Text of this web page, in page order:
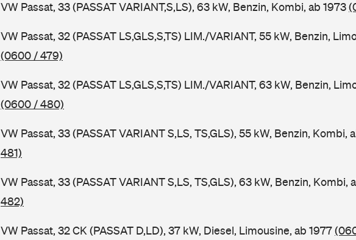
VW Passat, 33 (PASSAT VARIANT,S,LS), 63 kW, Benzin, Kombi, ab 1973
VW Passat, 32 (PASSAT LS,GLS,S,TS) LIM./VARIANT, 55 kW, Benzin,
(0600 / 479)
VW Passat, 32 (PASSAT LS,GLS,S,TS) LIM./VARIANT, 63 kW, Benzin,
(0600 / 480)
VW Passat, 33 (PASSAT VARIANT S,LS, TS,GLS), 55 kW, Benzin, Kombi,
481)
VW Passat, 33 (PASSAT VARIANT S,LS, TS,GLS), 63 kW, Benzin, Kombi,
482)
VW Passat, 32 CK (PASSAT D,LD), 37 kW, Diesel, Limousine, ab 1977